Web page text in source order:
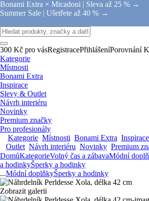
Bonami Extra × Micadoni | Sleva až 25 % →
Summer Sale | Ušetřete až 40 % →
300 Kč pro vásRegistracePřihlášeníPorovnání
Kategorie
Místnosti
Bonami Extra
Inspirace
Slevy & Outlet
Návrh interiéru
Novinky
Premium značky
Pro profesionály
Kategorie Místnosti Bonami Extra Inspirace
Outlet Návrh interiéru Novinky Premium
DomůKategorieVolný čas a zábavaMódní
a hodinkyŠperky a hodinky
...Módní doplňkyŠperky a hodinky
Zobrazit galerii